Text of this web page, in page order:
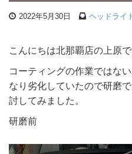
2022年5月30日 ヘッドライ
こんにちは北那覇店の上原で
コーティングの作業ではな
なり劣化していたので研磨
討してみました。
研磨前